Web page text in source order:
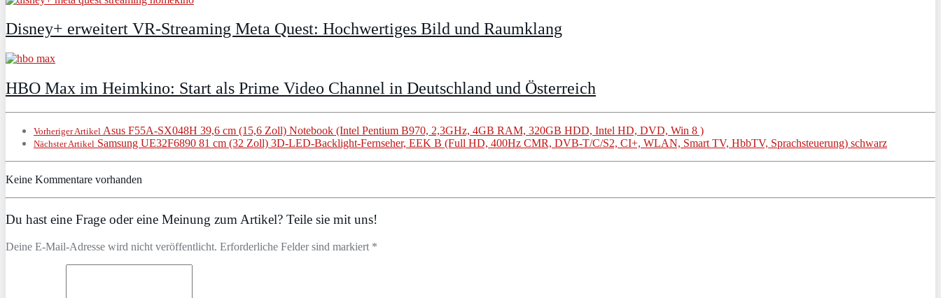
Disney+ erweitert VR‑Streaming Meta Quest: Hochwertiges Bild und Raumklang
HBO Max im Heimkino: Start als Prime Video Channel in Deutschland und Österreich
Vorheriger Artikel Asus F55A-SX048H 39,6 cm (15,6 Zoll) Notebook (Intel Pentium B970, 2,3GHz, 4GB RAM, 320GB HDD, Intel HD, DVD, Win 8 )
Nächster Artikel Samsung UE32F6890 81 cm (32 Zoll) 3D-LED-Backlight-Fernseher, EEK B (Full HD, 400Hz CMR, DVB-T/C/S2, CI+, WLAN, Smart TV, HbbTV, Sprachsteuerung) schwarz
Keine Kommentare vorhanden
Du hast eine Frage oder eine Meinung zum Artikel? Teile sie mit uns!
Deine E-Mail-Adresse wird nicht veröffentlicht. Erforderliche Felder sind markiert *